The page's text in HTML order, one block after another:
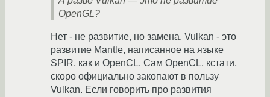
OpenGL?
Нет - не развитие, но замена. Vulkan - это
развитие Mantle, написанное на языке
SPIR, как и OpenCL. Сам OpenCL, кстати,
скоро официально закопают в пользу
Vulkan. Если говорить про развития